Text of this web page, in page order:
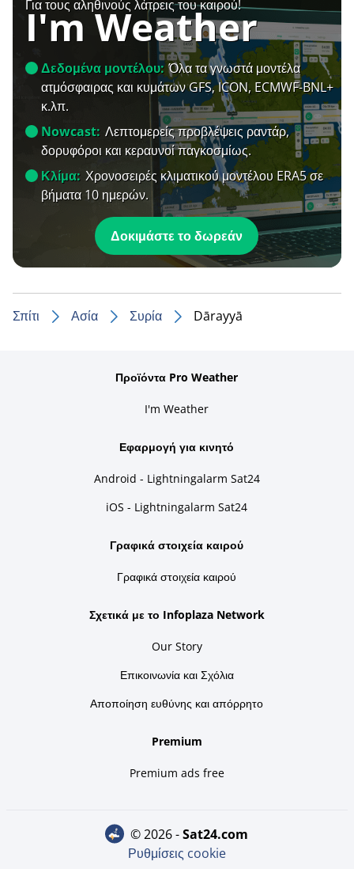
Για τους αληθινούς λάτρεις του καιρού!
I'm Weather
Δεδομένα μοντέλου: Όλα τα γνωστά μοντέλα
ατμόσφαιρας και κυμάτων GFS, ICON, ECMWF-BNL+
κ.λπ.
Nowcast: Λεπτομερείς προβλέψεις ραντάρ,
δορυφόροι και κεραυνοί παγκοσμίως.
Κλίμα: Χρονοσειρές κλιματικού μοντέλου ERA5 σε
βήματα 10 ημερών.
Δοκιμάστε το δωρεάν
Σπίτι Ασία Συρία Dārayyā
Προϊόντα Pro Weather
I'm Weather
Εφαρμογή για κινητό
Android - Lightningalarm Sat24
iOS - Lightningalarm Sat24
Γραφικά στοιχεία καιρού
Γραφικά στοιχεία καιρού
Σχετικά με το Infoplaza Network
Our Story
Επικοινωνία και Σχόλια
Αποποίηση ευθύνης και απόρρητο
Premium
Premium ads free
© 2026 - sat24.com
Ρυθμίσεις cookie